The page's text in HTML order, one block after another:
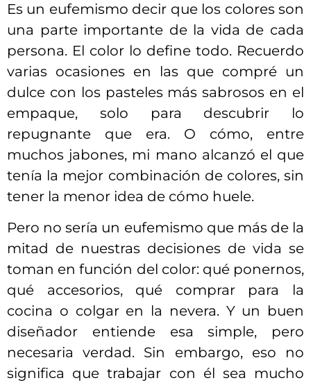
Es un eufemismo decir que los colores son
una parte importante de la vida de cada
persona. El color lo define todo. Recuerdo
varias ocasiones en las que compré un
dulce con los pasteles más sabrosos en el
empaque, solo para descubrir lo
repugnante que era. O cómo, entre
muchos jabones, mi mano alcanzó el que
tenía la mejor combinación de colores, sin
tener la menor idea de cómo huele.
Pero no sería un eufemismo que más de la
mitad de nuestras decisiones de vida se
toman en función del color: qué ponernos,
qué accesorios, qué comprar para la
cocina o colgar en la nevera. Y un buen
diseñador entiende esa simple, pero
necesaria verdad. Sin embargo, eso no
significa que trabajar con él sea mucho